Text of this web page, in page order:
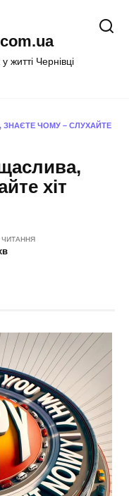
житті Чернівці
ЧОМУ – СЛУХАЙТЕ
хіт
ЧИТАННЯ